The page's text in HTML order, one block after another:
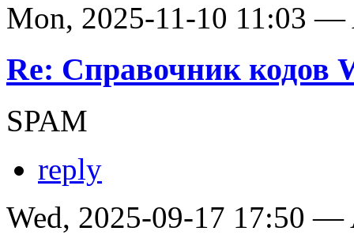
Mon, 2025-11-10 11:03 —
Re: Справочник кодов
SPAM
reply
Wed, 2025-09-17 17:50 —